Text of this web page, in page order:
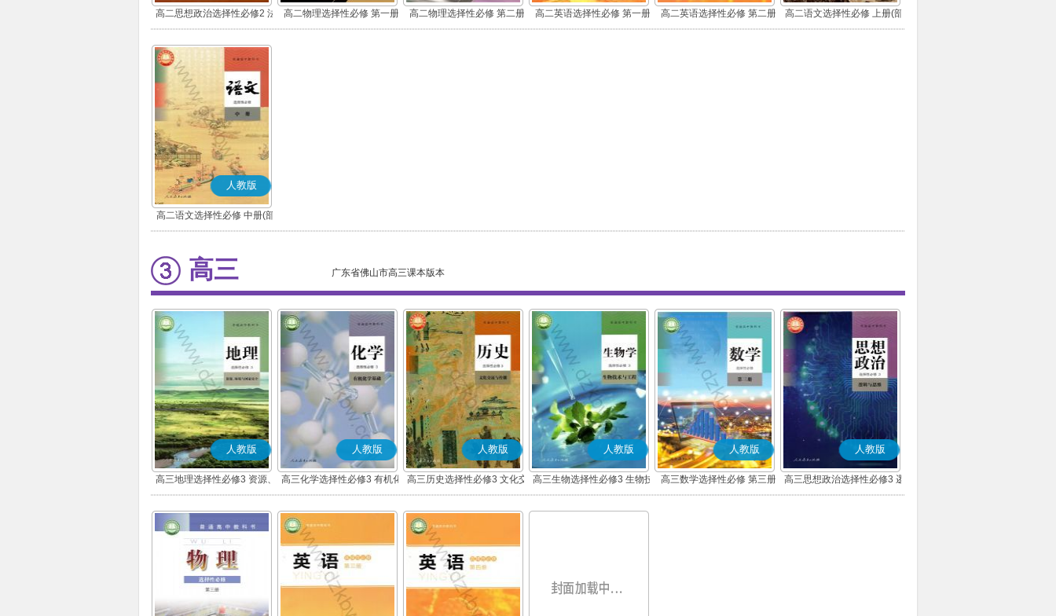
高二思想政治选择性必修2 法
律与生活(部编版)
高二物理选择性必修 第一册 高二物理选择性必修 第二册 高二英语选择性必修 第一册 高二英语选择性必修 第二册
高二语文选择性必修 上册(部
编版)
人教版
高二语文选择性必修 中册(部
编版)
高三 广东省佛山市高三课本版本
人教版
高三地理选择性必修3 资源、
环境与国家安全
人教版
高三化学选择性必修3 有机化
学基础
人教版
高三历史选择性必修3 文化交
流与传播(部编版)
人教版
高三生物选择性必修3 生物技
术与工程
人教版
高三数学选择性必修 第三册
(A版)
人教版
高三思想政治选择性必修3 逻
辑与思维(部编版)